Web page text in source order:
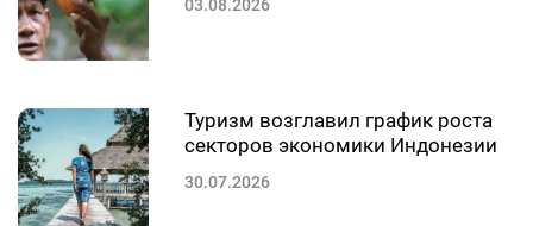
03.08.2026
Туризм возглавил график роста
секторов экономики Индонезии
30.07.2026